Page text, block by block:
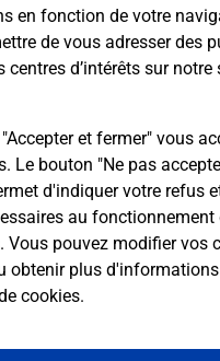
en fonction de votre
de vous adresser des
centres d’intérêts sur notre
et fermer" vous
Le bouton "Ne pas
d'indiquer votre refus
au fonctionnement
Vous pouvez modifier vos
obtenir plus
cookies.
peux bénéficier de la
Mobile ?
peux utiliser mon
La Poste Mobile ?
peux payer mon
avec La Poste